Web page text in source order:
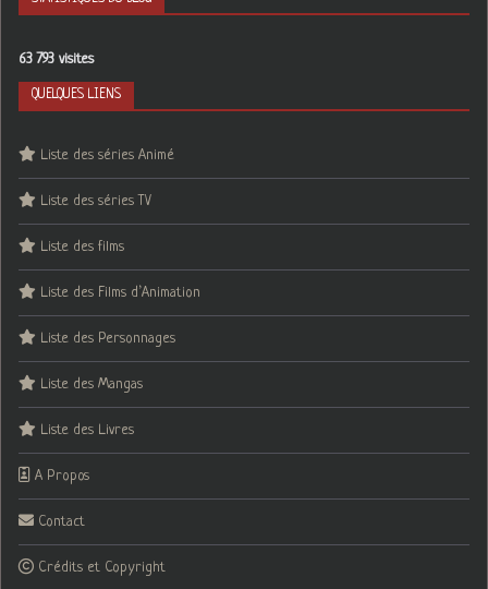
63 793 visites
QUELQUES LIENS
Liste des séries Animé
Liste des séries TV
Liste des films
Liste des Films d’Animation
Liste des Personnages
Liste des Mangas
Liste des Livres
A Propos
Contact
Crédits et Copyright